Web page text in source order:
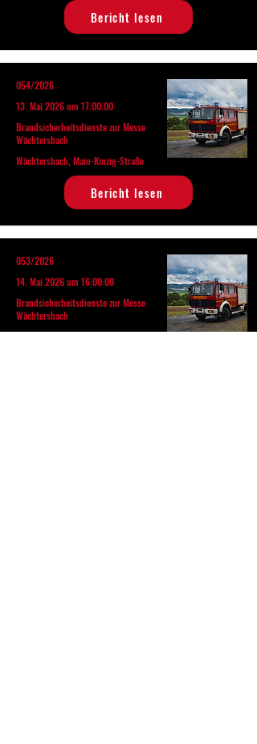
Bericht lesen
054/2026
13. Mai 2026 um 17:00:00
Brandsicherheitsdienste zur Messe
Wächtersbach
Wächtersbach, Main-Kinzig-Straße
Bericht lesen
053/2026
14. Mai 2026 um 16:00:00
Brandsicherheitsdienste zur Messe
Wächtersbach
Wächtersbach, Main-Kinzig-Straße